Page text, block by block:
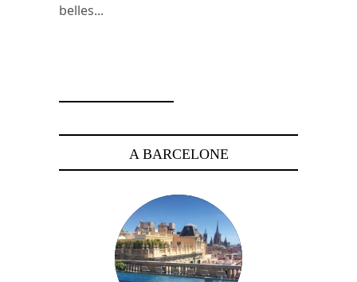
belles...
A BARCELONE